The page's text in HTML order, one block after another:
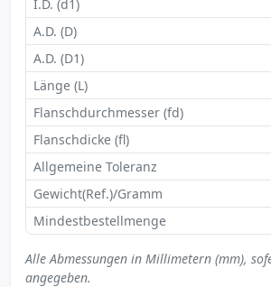
I.D. (d1)
A.D. (D)
A.D. (D1)
Länge (L)
Flanschdurchmesser (fd)
Flanschdicke (fl)
Allgemeine Toleranz
Gewicht(Ref.)/Gramm
Mindestbestellmenge
Alle Abmessungen in Millimetern (mm),
angegeben.